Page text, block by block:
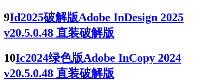
9Id2025破解版Adobe InDesign 2025
v20.5.0.48 直装破解版
10Ic2024绿色版Adobe InCopy 2024
v20.5.0.48 直装破解版